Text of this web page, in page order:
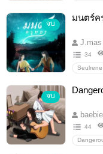
จบ
มนตร์ค
J.mas
34
Seulrene
จบ
44